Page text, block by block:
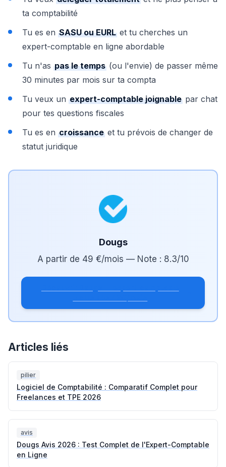
ta comptabilité
Tu es en SASU ou EURL et tu cherches un
expert-comptable en ligne abordable
Tu n'as pas le temps (ou l'envie) de passer même
30 minutes par mois sur ta compta
Tu veux un expert-comptable joignable par chat
pour tes questions fiscales
Tu es en croissance et tu prévois de changer de
statut juridique
Dougs
A partir de 49 €/mois — Note : 8.3/10
Articles liés
pilier
Logiciel de Comptabilité : Comparatif Complet pour
Freelances et TPE 2026
avis
Dougs Avis 2026 : Test Complet de l'Expert-Comptable
en Ligne